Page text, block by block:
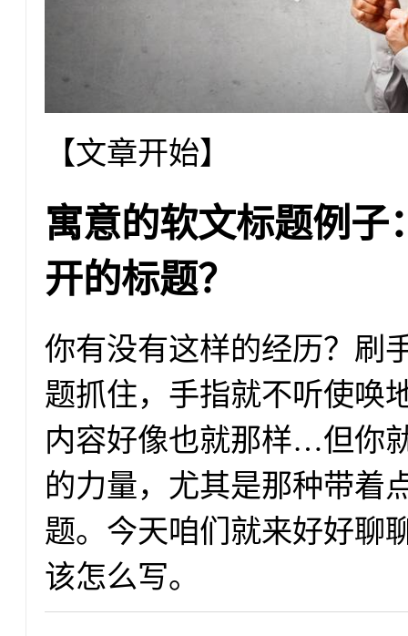
【文章开始】
寓意的软文标题例子
开的标题？
你有没有这样的经历？刷
题抓住，手指就不听使唤
内容好像也就那样…但你
的力量，尤其是那种带着
题。今天咱们就来好好聊
该怎么写。